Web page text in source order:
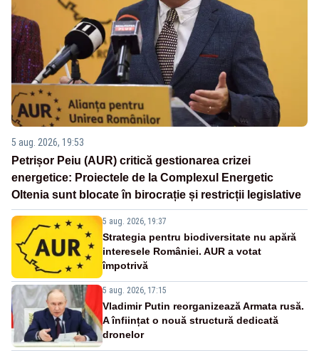
5 aug. 2026, 19:53
Petrișor Peiu (AUR) critică gestionarea crizei
energetice: Proiectele de la Complexul Energetic
Oltenia sunt blocate în birocrație și restricții legislative
5 aug. 2026, 19:37
Strategia pentru biodiversitate nu apără
interesele României. AUR a votat
împotrivă
5 aug. 2026, 17:15
Vladimir Putin reorganizează Armata rusă.
A înființat o nouă structură dedicată
dronelor